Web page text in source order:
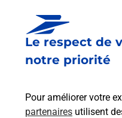
Le respect de
notre priorité
Pour améliorer votre
partenaires utilisent